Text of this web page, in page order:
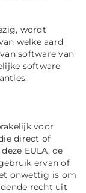
wordt
welke aard
software van
software
voor
direct of
EULA, de
ervan of
onwettig is om
recht uit